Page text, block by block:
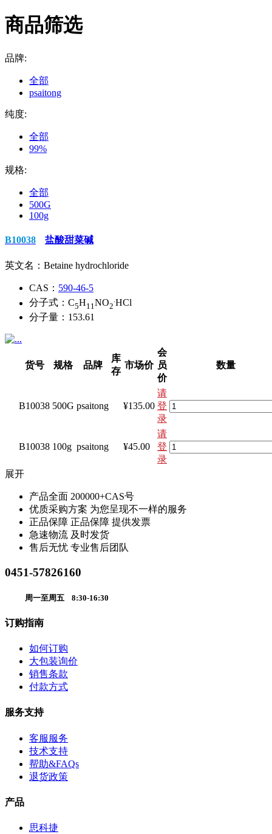
商品筛选
品牌:
全部
psaitong
纯度:
全部
99%
规格:
全部
500G
100g
B10038 盐酸甜菜碱
英文名： Betaine hydrochloride
CAS： 590-46-5
分子式： C5H11 NO2
.HCl
分子量： 153.61
货号 规格 品牌
库
存
市场价
会
员
价
数量
B10038 500G psaitong ¥135.00
请
登
录
B10038 100g psaitong ¥45.00
请
登
录
展开
产品全面 200000+CAS号
优质采购方案 为您呈现不一样的服务
正品保障 正品保障 提供发票
急速物流 及时发货
售后无忧 专业售后团队
0451-57826160
周一至周五 8:30-16:30
订购指南
如何订购
大包装询价
销售条款
付款方式
服务支持
客服服务
技术支持
帮助&FAQs
退货政策
产品
思科捷